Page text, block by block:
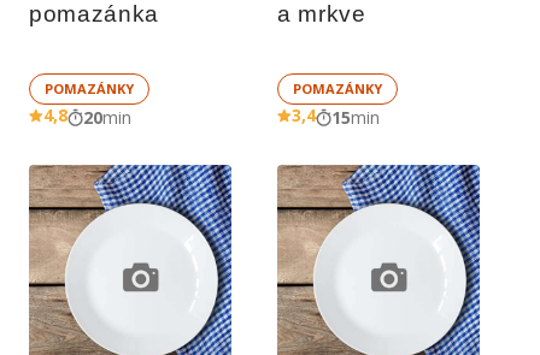
POMAZÁNKY
4,8 20min
a mrkve
POMAZÁNKY
3,4 15min